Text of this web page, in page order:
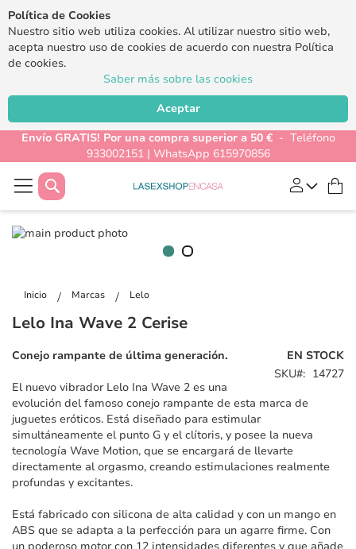
Política de Cookies
Nuestro sitio web utiliza cookies. Al utilizar nuestro sitio web,
acepta nuestro uso de cookies de acuerdo con nuestra Política
de cookies.
Saber más sobre las cookies
Aceptar
Envío GRATIS! Por una compra superior a 50 €- Teléfono
933002151 | WhatsApp 615970856
Buscar
Inicio Marcas Lelo
Saltar
de
de
galería
imágenes
Lelo Ina Wave 2 Cerise
EN STOCK
SKU
14727
Conejo rampante de última generación.
El nuevo vibrador Lelo Ina Wave 2 es una
evolución del famoso conejo rampante de esta marca de
juguetes eróticos. Está diseñado para estimular
simultáneamente el punto G y el clítoris, y posee la nueva
tecnología Wave Motion, que se encargará de llevarte
directamente al orgasmo, creando estimulaciones realmente
profundas y excitantes.
Está fabricado con silicona de alta calidad y con un mango en
ABS que se adapta a la perfección para un agarre firme. Con